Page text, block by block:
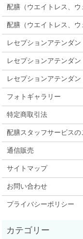
配膳（ウエイトレス、
配膳（ウエイトレス、
レセプションアテンダン
レセプションアテンダ
レセプションアテンダ
フォトギャラリー
特定商取引法
配膳スタッフサービスの
通信販売
サイトマップ
お問い合わせ
プライバシーポリシー